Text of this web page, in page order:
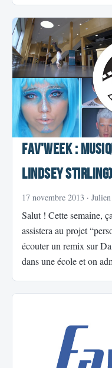
Fav'Week :
Lindsey
17 novembre 2013 ·
Salut ! Cette semaine,
assistera au projet
écouter un remix sur
dans une école et on